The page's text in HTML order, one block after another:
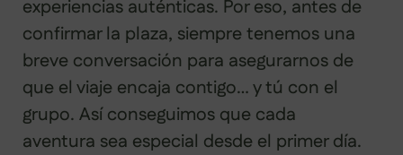
experiencias auténticas. Por eso, antes de
confirmar la plaza, siempre tenemos una
breve conversación para asegurarnos de
que el viaje encaja contigo… y tú con el
grupo. Así conseguimos que cada
aventura sea especial desde el primer día.